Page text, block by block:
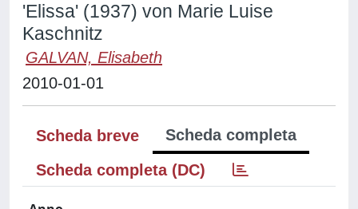
'Elissa' (1937) von Marie Luise
Kaschnitz
GALVAN, Elisabeth
2010-01-01
Scheda breve
Scheda completa
Scheda completa (DC)